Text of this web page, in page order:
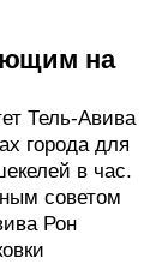
на
Тель-Авива
города для
в час.
советом
Рон